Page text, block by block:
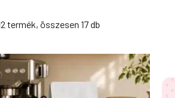
termék, összesen 17 db
4
390Ft
16
Ennek